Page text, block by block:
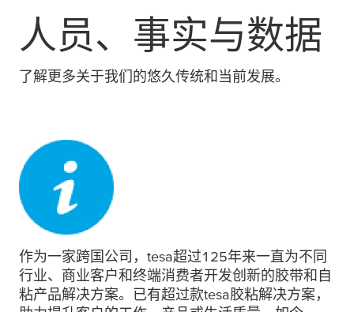
人员、事实与数据
了解更多关于我们的悠久传统和当前发展。
作为一家跨国公司， tesa超过125年来一直为不同
行业、商业客户和终端消费者开发创新的胶带和自
粘产品解决方案。已有超过款tesa胶粘解决方案，